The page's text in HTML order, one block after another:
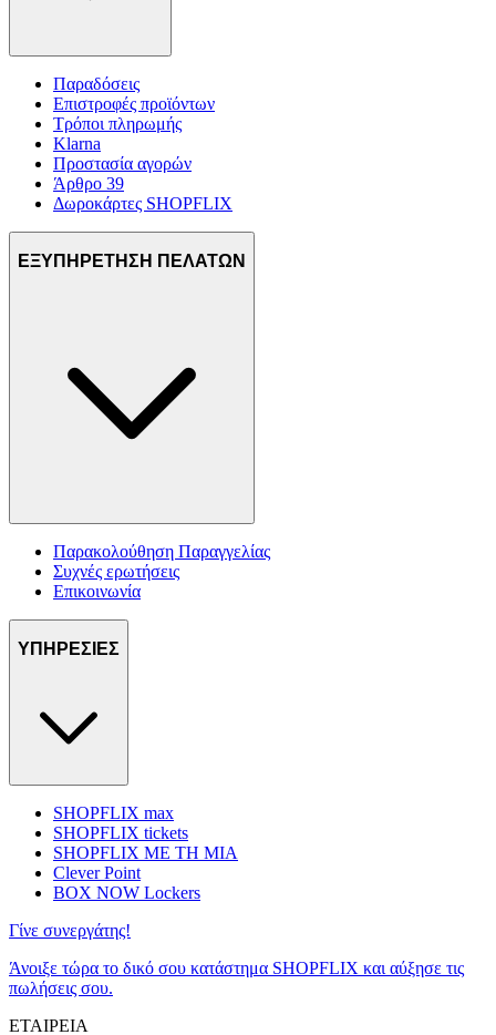
Παραδόσεις
Επιστροφές προϊόντων
Τρόποι πληρωμής
Klarna
Προστασία αγορών
Άρθρο 39
Δωροκάρτες SHOPFLIX
ΕΞΥΠΗΡΕΤΗΣΗ ΠΕΛΑΤΩΝ
Παρακολούθηση Παραγγελίας
Συχνές ερωτήσεις
Επικοινωνία
ΥΠΗΡΕΣΙΕΣ
SHOPFLIX max
SHOPFLIX tickets
SHOPFLIX ΜΕ ΤΗ ΜΙΑ
Clever Point
BOX NOW Lockers
Γίνε συνεργάτης!
Άνοιξε τώρα το δικό σου κατάστημα SHOPFLIX και αύξησε τις
πωλήσεις σου.
ΕΤΑΙΡΕΙΑ